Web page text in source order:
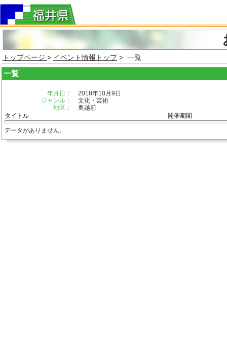
トップページ > イベント情報トップ> 一覧
一覧
年月日：
2018年10月9日
ジャンル：
文化・芸術
地区：
奥越前
タイトル
開催期間
データがありません。